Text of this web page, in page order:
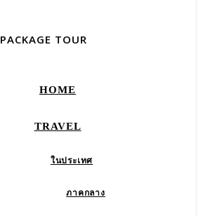
PACKAGE TOUR
HOME
TRAVEL
ในประเทศ
ภาคกลาง